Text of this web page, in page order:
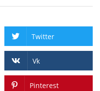
Twitter
Vk
Pinterest